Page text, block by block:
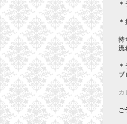
持
流
ブ
カ
ご